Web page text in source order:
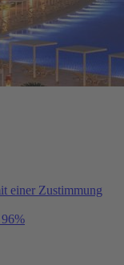
einer Zustimmung
96%